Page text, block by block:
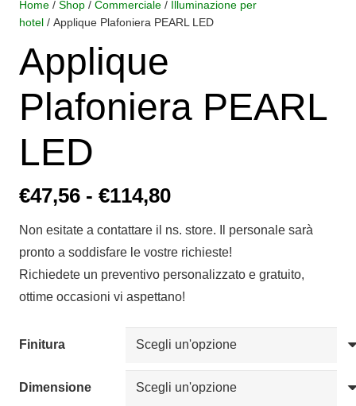
Home / Shop / Commerciale / Illuminazione per
hotel / Applique Plafoniera PEARL LED
Applique
Plafoniera PEARL
LED
€47,56 - €114,80Fascia
prezzo:
da
€47,56
a
€114,80
Non esitate a contattare il ns. store. Il personale sarà
pronto a soddisfare le vostre richieste!
Richiedete un preventivo personalizzato e gratuito,
ottime occasioni vi aspettano!
Finitura
Dimensione